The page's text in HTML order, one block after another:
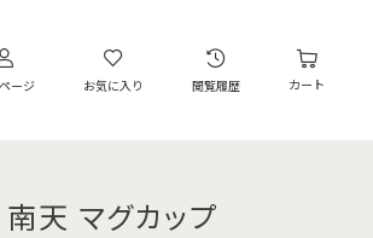
ージ お気に入り 閲覧履歴 カート
南天 マグカップ